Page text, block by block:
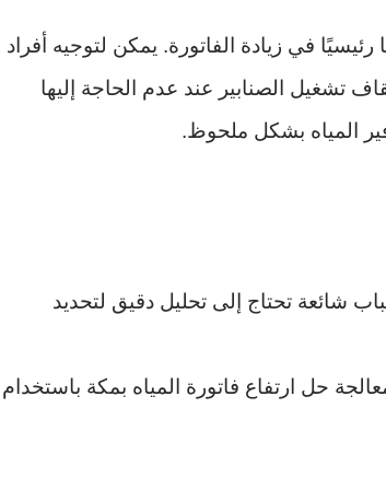
في زيادة الفاتورة. يمكن لتوجيه أفراد
تشغيل الصنابير عند عدم الحاجة إليها
المياه بشكل ملحوظ.
شائعة تحتاج إلى تحليل دقيق لتحديد
حل ارتفاع فاتورة المياه بمكة باستخدام